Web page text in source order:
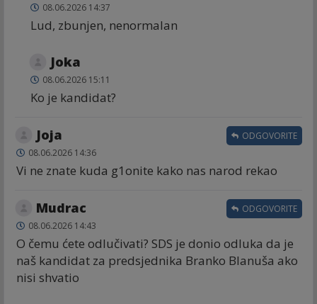
08.06.2026 14:37
Lud, zbunjen, nenormalan
Joka
08.06.2026 15:11
Ko je kandidat?
Joja
08.06.2026 14:36
Vi ne znate kuda g1onite kako nas narod rekao
ODGOVORITE
Mudrac
08.06.2026 14:43
O čemu ćete odlučivati? SDS je donio odluka da je
naš kandidat za predsjednika Branko Blanuša ako
nisi shvatio
ODGOVORITE